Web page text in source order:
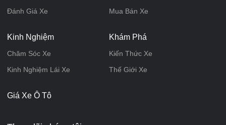
Đánh Giá Xe
Mua Bán Xe
Kinh Nghiệm
Chăm Sóc Xe
Kinh Nghiệm Lái Xe
Khám Phá
Kiến Thức Xe
Thế Giới Xe
Giá Xe Ô Tô